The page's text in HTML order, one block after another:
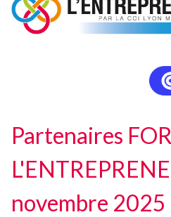
Partenaires
novembre 2025